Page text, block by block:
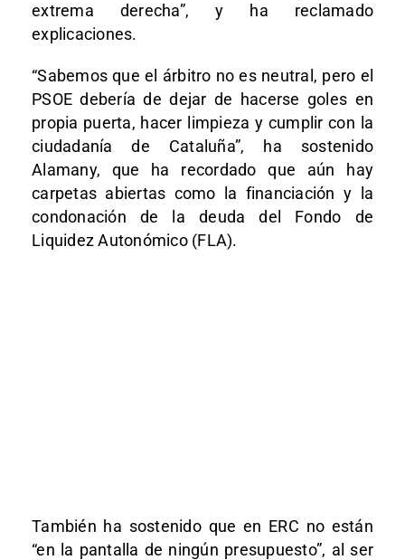
extrema derecha”, y ha reclamado
explicaciones.
“Sabemos que el árbitro no es neutral, pero el
PSOE debería de dejar de hacerse goles en
propia puerta, hacer limpieza y cumplir con la
ciudadanía de Cataluña”, ha sostenido
Alamany, que ha recordado que aún hay
carpetas abiertas como la financiación y la
condonación de la deuda del Fondo de
Liquidez Autonómico (FLA).
También ha sostenido que en ERC no están
“en la pantalla de ningún presupuesto”, al ser